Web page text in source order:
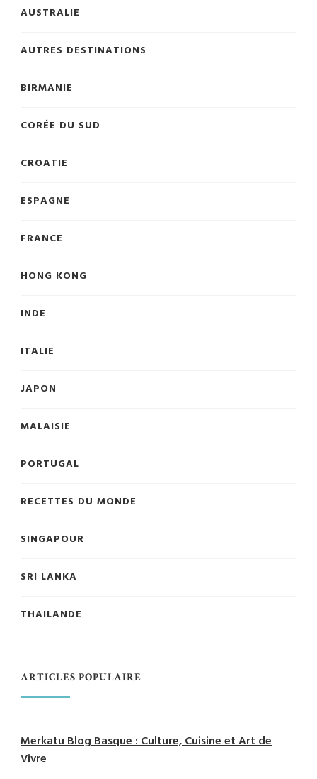
AUSTRALIE
AUTRES DESTINATIONS
BIRMANIE
CORÉE DU SUD
CROATIE
ESPAGNE
FRANCE
HONG KONG
INDE
ITALIE
JAPON
MALAISIE
PORTUGAL
RECETTES DU MONDE
SINGAPOUR
SRI LANKA
THAILANDE
ARTICLES POPULAIRE
Merkatu Blog Basque : Culture, Cuisine et Art de
Vivre